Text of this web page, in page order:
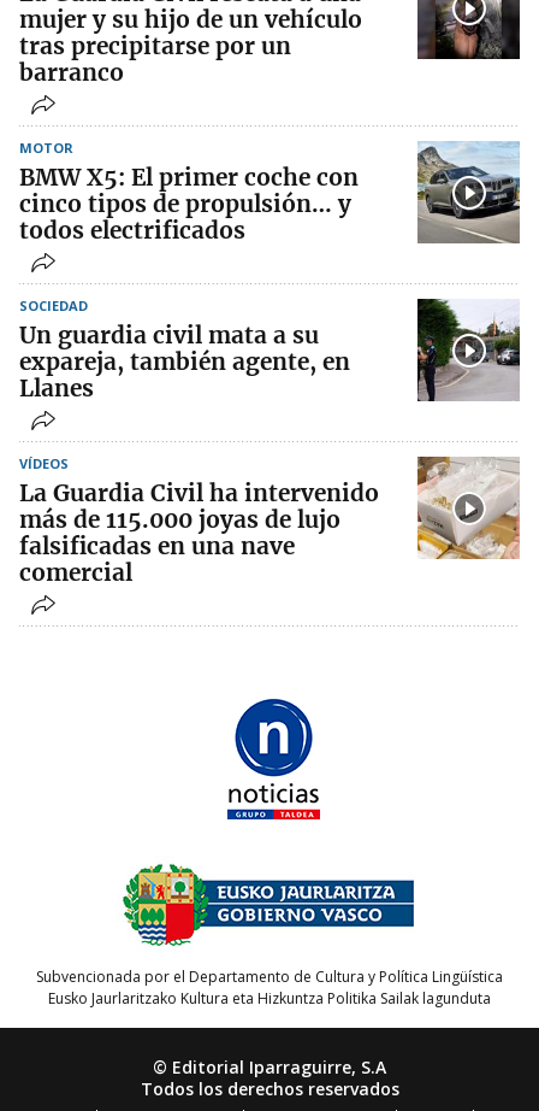
mujer y su hijo de un vehículo
tras precipitarse por un
barranco
MOTOR
BMW X5: El primer coche con
cinco tipos de propulsión… y
todos electrificados
SOCIEDAD
Un guardia civil mata a su
expareja, también agente, en
Llanes
VÍDEOS
La Guardia Civil ha intervenido
más de 115.000 joyas de lujo
falsificadas en una nave
comercial
Subvencionada por el Departamento de Cultura y Política Lingüística
Eusko Jaurlaritzako Kultura eta Hizkuntza Politika Sailak lagunduta
© Editorial Iparraguirre, S.A
Todos los derechos reservados